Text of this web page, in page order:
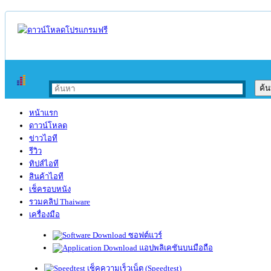
หน้าแรก
ดาวน์โหลด
ข่าวไอที
รีวิว
ทิปส์ไอที
สินค้าไอที
เช็ครอบหนัง
รวมคลิป Thaiware
เครื่องมือ
ซอฟต์แวร์
แอปพลิเคชันบนมือถือ
เช็คความเร็วเน็ต (Speedtest)